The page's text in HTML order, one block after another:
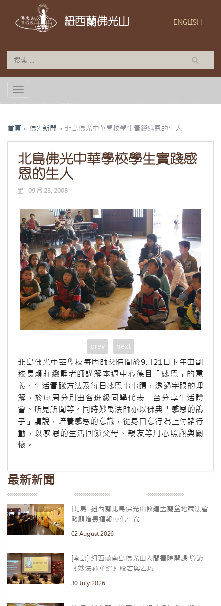
紐西蘭佛光山 ENGLISH
TOGGLE NAVIGATION
首頁 » 佛光新聞 » 北島佛光中華學校學生實踐感恩的生人
北島佛光中華學校學生實踐感
恩的生人
09 月 23, 2008
prev next
北島佛光中華學校每周師父時間於9月21日下午由副
校長賴莊緻靜老師講解本週中心德目「感恩」的意
義、生活實踐方法及每日感恩事事蹟，透過字眼的理
解，於每周分別由各班級同學代表上台分享生活體
會、所見所聞等。同時妙禹法師亦以佛典「感恩的鴿
子」講說，培養感恩的意識，從身口意行為上付諸行
動，以感恩的生活回饋父母、親友等用心照顧與關
懷。
最新新聞
[北島] 紐西蘭北島佛光山啟建盂蘭盆地藏法會
發願增長福報轉化生命
02 August 2026
[南島] 紐西蘭南島佛光山人間書院開課 導讀
《妙法蓮華經》般若與善巧
30 July 2026